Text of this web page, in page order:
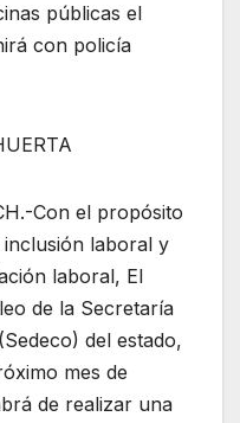
públicas el
con policía
Con el propósito
laboral y
laboral, El
de la Secretaría
del estado,
mes de
de realizar una